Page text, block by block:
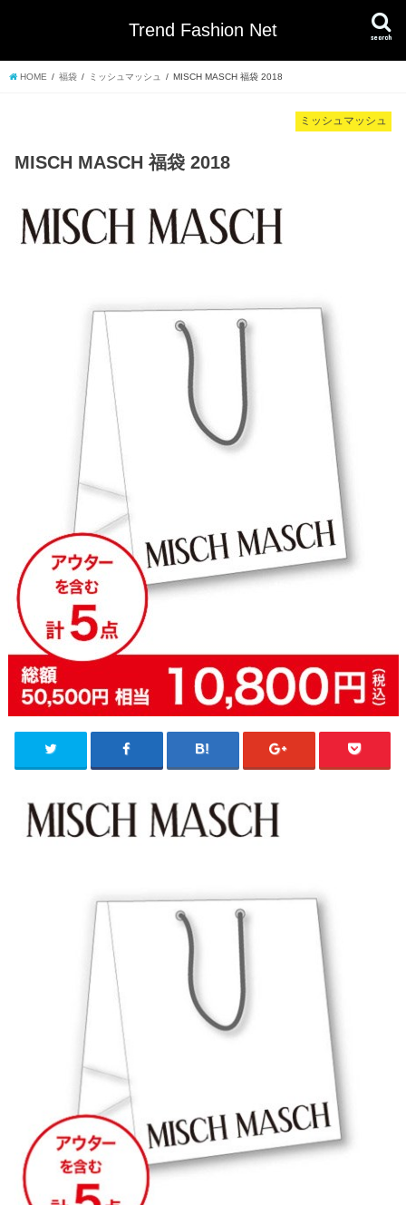
Trend Fashion Net search
HOME 福袋 ミッシュマッシュ MISCH MASCH 福袋 2018
ミッシュマッシュ
MISCH MASCH 福袋 2018